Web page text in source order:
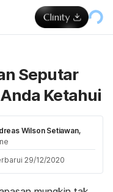
Seputar
Ketahui
Wilson Setiawan,
29/12/2020